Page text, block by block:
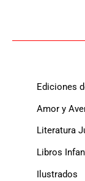
Ediciones
Amor y
Literatura
Libros
Ilustrados